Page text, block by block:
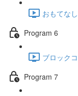
おもてな
Program 6
ブロック
Program 7